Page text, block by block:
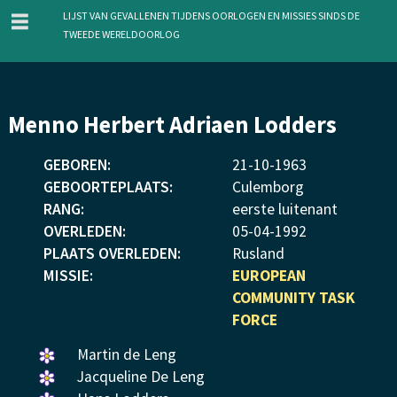
en
inhoud
menu
Lijst van gevallenen tijdens oorlogen en missies sinds de
Tweede Wereldoorlog
Menno Herbert Adriaen Lodders
GEBOREN: 21-10-1963
GEBOORTEPLAATS:
Culemborg
RANG:
eerste luitenant
OVERLEDEN:
05-04-1992
PLAATS OVERLEDEN:
Rusland
MISSIE:
EUROPEAN
COMMUNITY TASK
FORCE
Een
bloemetje
Martin de Leng
Een
Jacqueline De Leng